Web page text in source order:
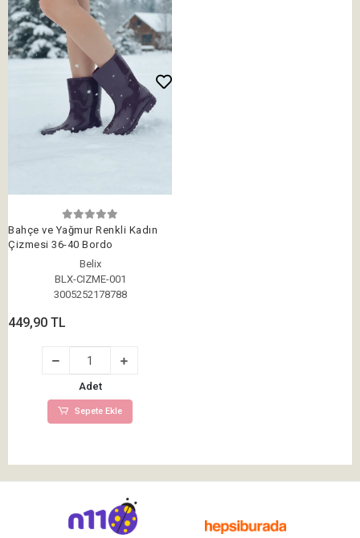
Bahçe ve Yağmur Renkli Kadın
Çizmesi 36-40 Bordo
Belix
BLX-CIZME-001
3005252178788
449,90 TL
Adet
Sepete Ekle